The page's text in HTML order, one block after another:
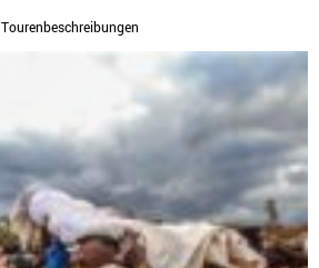
Tourenbeschreibungen